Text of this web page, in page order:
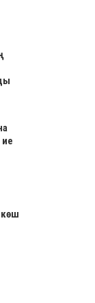
көш